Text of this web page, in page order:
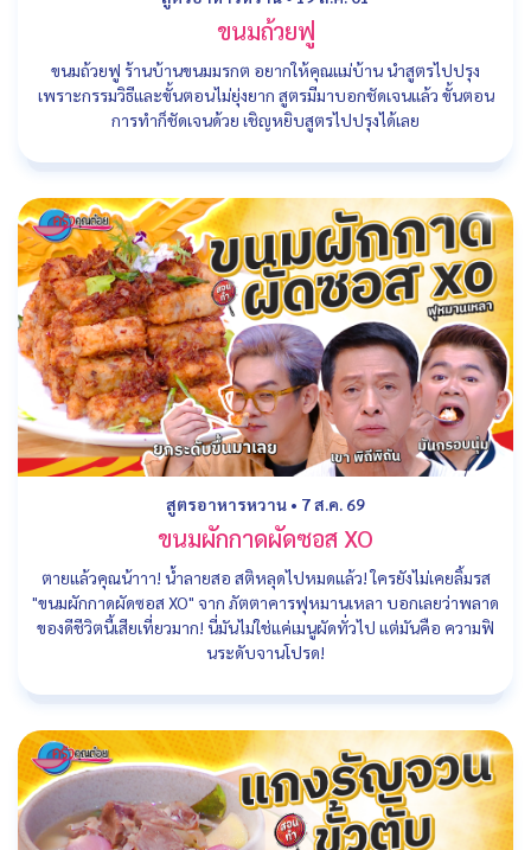
ขนมถ้วยฟู
ขนมถ้วยฟู ร้านบ้านขนมมรกต อยากให้คุณแม่บ้าน นำสูตรไปปรุง
เพราะกรรมวิธีและขั้นตอนไม่ยุ่งยาก สูตรมีมาบอกชัดเจนแล้ว ขั้นตอน
การทำก็ชัดเจนด้วย เชิญหยิบสูตรไปปรุงได้เลย
สูตรอาหารหวาน • 7 ส.ค. 69
ขนมผักกาดผัดซอส XO
ตายแล้วคุณน้าาา! น้ำลายสอ สติหลุดไปหมดแล้ว! ใครยังไม่เคยลิ้มรส
"ขนมผักกาดผัดซอส XO" จาก ภัตตาคารฟุหมานเหลา บอกเลยว่าพลาด
ของดีชีวิตนี้เสียเที่ยวมาก! นี่มันไม่ใช่แค่เมนูผัดทั่วไป แต่มันคือ ความฟิ
นระดับจานโปรด!